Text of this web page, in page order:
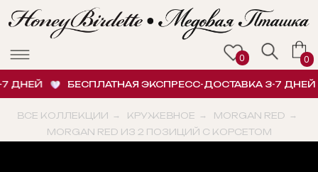
БЕСПЛАТНАЯ ЭКСПРЕСС-ДОСТАВКА 3-7 ДНЕЙ
ВСЕ КОЛЛЕКЦИИ → КРУЖЕВНОЕ → MORGAN RED →
MORGAN RED ИЗ 2 ПОЗИЦИЙ С КОРСЕТОМ